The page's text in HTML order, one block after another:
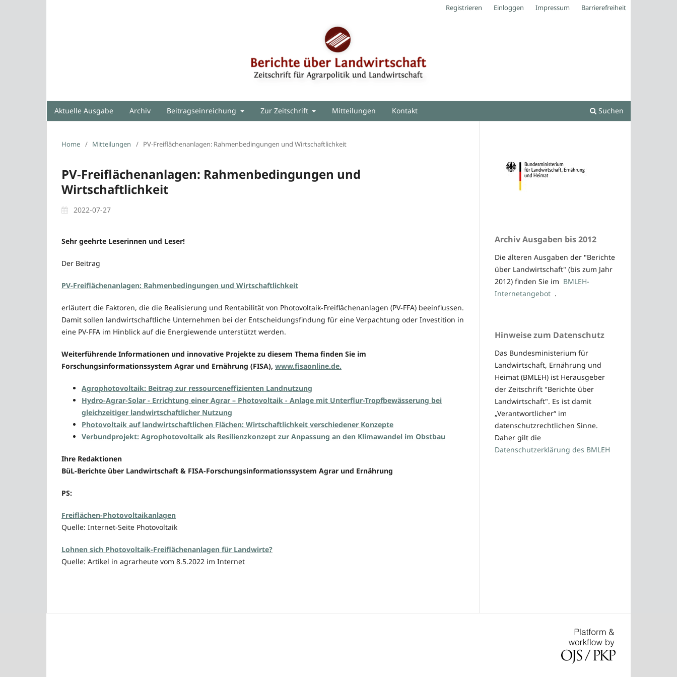
Aktuelle Ausgabe Archiv Beitragseinreichung Zur Zeitschrift Mitteilungen Kontakt Suchen
Registrieren Einloggen Impressum Barrierefreiheit
Home / Mitteilungen / PV-Freiflächenanlagen: Rahmenbedingungen und Wirtschaftlichkeit
PV-Freiflächenanlagen: Rahmenbedingungen und
Wirtschaftlichkeit
2022-07-27
Sehr geehrte Leserinnen und Leser!
Der Beitrag
PV-Freiflächenanlagen: Rahmenbedingungen und Wirtschaftlichkeit
erläutert die Faktoren, die die Realisierung und Rentabilität von Photovoltaik-Freiflächenanlagen (PV-FFA) beeinflussen.
Damit sollen landwirtschaftliche Unternehmen bei der Entscheidungsfindung für eine Verpachtung oder Investition in
eine PV-FFA im Hinblick auf die Energiewende unterstützt werden.
Weiterführende Informationen und innovative Projekte zu diesem Thema finden Sie im
Forschungsinformationssystem Agrar und Ernährung (FISA), www.fisaonline.de.
Agrophotovoltaik: Beitrag zur ressourceneffizienten Landnutzung
Hydro-Agrar-Solar - Errichtung einer Agrar – Photovoltaik - Anlage mit Unterflur-Tropfbewässerung bei
gleichzeitiger landwirtschaftlicher Nutzung
Photovoltaik auf landwirtschaftlichen Flächen: Wirtschaftlichkeit verschiedener Konzepte
Verbundprojekt: Agrophotovoltaik als Resilienzkonzept zur Anpassung an den Klimawandel im Obstbau
Ihre Redaktionen
BüL-Berichte über Landwirtschaft & FISA-Forschungsinformationssystem Agrar und Ernährung
PS:
Freiflächen-Photovoltaikanlagen
Quelle: Internet-Seite Photovoltaik
Lohnen sich Photovoltaik-Freiflächenanlagen für Landwirte?
Quelle: Artikel in agrarheute vom 8.5.2022 im Internet
Archiv Ausgaben bis 2012
Die älteren Ausgaben der "Berichte
über Landwirtschaft" (bis zum Jahr
2012) finden Sie im BMLEH-
Internetangebot .
Hinweise zum Datenschutz
Das Bundesministerium für
Landwirtschaft, Ernährung und
Heimat (BMLEH) ist Herausgeber
der Zeitschrift "Berichte über
Landwirtschaft". Es ist damit
„Verantwortlicher“ im
datenschutzrechtlichen Sinne.
Daher gilt die
Datenschutzerklärung des BMLEH